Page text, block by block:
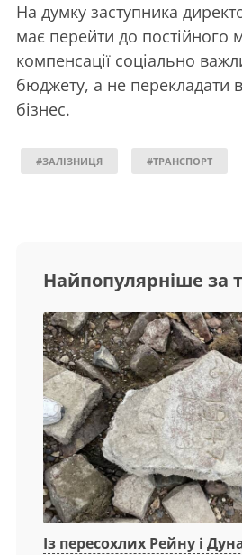
На думку заступника
має перейти до постійного
компенсації соціально
бюджету, а не перекладати
бізнес.
#ЗАЛІЗНИЦЯ #ТРАНСПОРТ
Найпопулярніше за
Із пересохлих Рейну і